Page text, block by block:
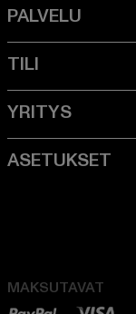
MAKSUTAVAT